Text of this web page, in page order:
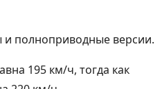
полноприводные версии.
195 км/ч, тогда как